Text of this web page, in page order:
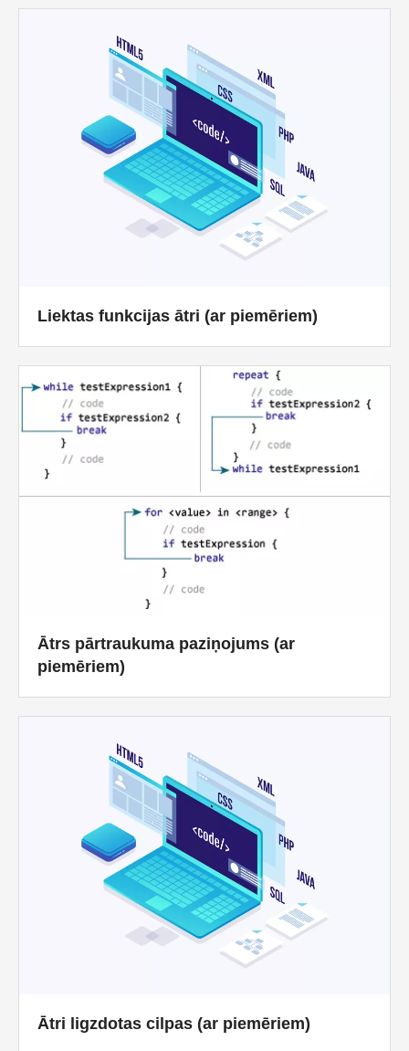
Liektas funkcijas ātri (ar piemēriem)
Ātrs pārtraukuma paziņojums (ar
piemēriem)
Ātri ligzdotas cilpas (ar piemēriem)